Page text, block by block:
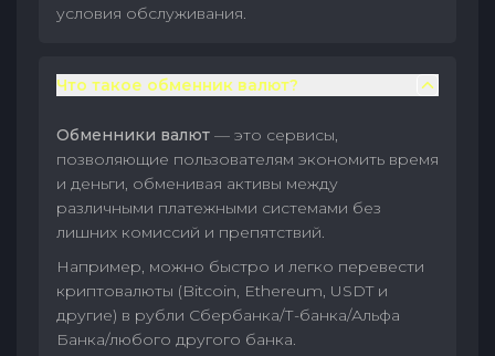
условия обслуживания.
Что такое обменник валют?
Обменники валют — это сервисы,
позволяющие пользователям экономить время
и деньги, обменивая активы между
различными платежными системами без
лишних комиссий и препятствий.
Например, можно быстро и легко перевести
криптовалюты (Bitcoin, Ethereum, USDT и
другие) в рубли Сбербанка/Т-банка/Альфа
Банка/любого другого банка.